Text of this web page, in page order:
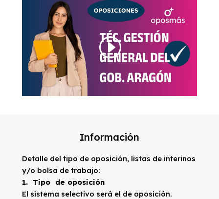
Información
Detalle del tipo de oposición, listas de interinos
y/o bolsa de trabajo:
1. Tipo de oposición
El sistema selectivo será el de oposición.